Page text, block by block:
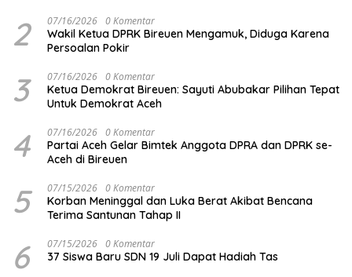
2 07/16/2026 0 Komentar
Wakil Ketua DPRK Bireuen Mengamuk, Diduga Karena
Persoalan Pokir
3 07/16/2026 0 Komentar
Ketua Demokrat Bireuen: Sayuti Abubakar Pilihan Tepat
Untuk Demokrat Aceh
4 07/16/2026 0 Komentar
Partai Aceh Gelar Bimtek Anggota DPRA dan DPRK se-
Aceh di Bireuen
5 07/15/2026 0 Komentar
Korban Meninggal dan Luka Berat Akibat Bencana
Terima Santunan Tahap II
6 07/15/2026 0 Komentar
37 Siswa Baru SDN 19 Juli Dapat Hadiah Tas